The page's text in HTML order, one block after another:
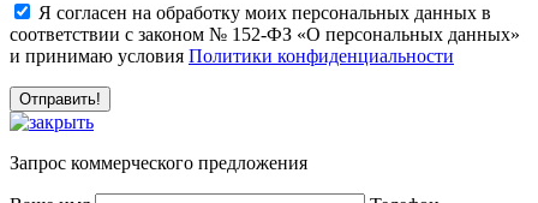
Я согласен на обработку моих персональных данных в
соответствии с законом № 152-ФЗ «О персональных данных»
и принимаю условия Политики конфиденциальности
Запрос коммерческого предложения